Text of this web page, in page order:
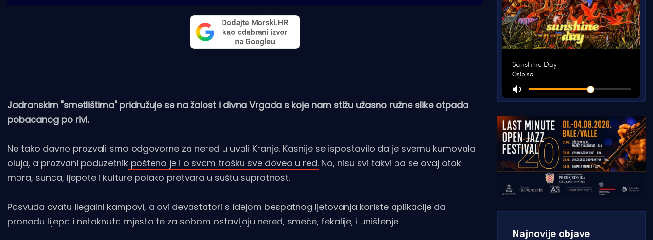
Jadranskim "smetlištima" pridružuje se na žalost i divna Vrgada s koje nam stižu užasno ružne slike otpada
pobacanog po rivi.
Ne tako davno prozvali smo odgovorne za nered u uvali Kranje. Kasnije se ispostavilo da je svemu kumovala
oluja, a prozvani poduzetnik pošteno je i o svom trošku sve doveo u red. No, nisu svi takvi pa se ovaj otok
mora, sunca, ljepote i kulture polako pretvara u suštu suprotnost.
Posvuda cvatu ilegalni kampovi, a ovi devastatori s idejom bespatnog ljetovanja koriste aplikacije da
pronađu lijepa i netaknuta mjesta te za sobom ostavljaju nered, smeće, fekalije, i uništenje.
Najnovije objave